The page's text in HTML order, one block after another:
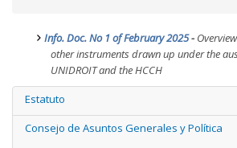
Info. Doc. No 1 of February 2025-
other instruments drawn up under the
UNIDROIT and the HCCH
Estatuto
Consejo de Asuntos Generales y Política